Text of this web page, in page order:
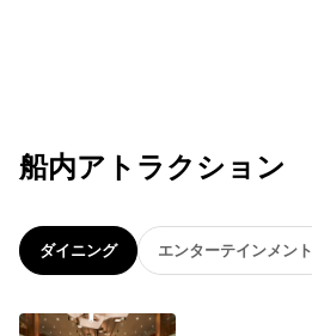
船内アトラクション
ダイニング エンターテインメント